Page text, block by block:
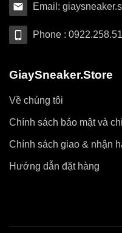
Email:
Phone :
GiaySneaker.Store
Về chúng tôi
Chính sách bảo mật và
Chính sách giao & nhận
Hướng dẫn đặt hàng